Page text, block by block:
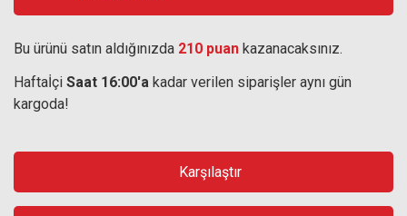
Bu ürünü satın aldığınızda 210 puan kazanacaksınız.
Haftaİçi Saat 16:00'a kadar verilen siparişler aynı gün
kargoda!
Karşılaştır